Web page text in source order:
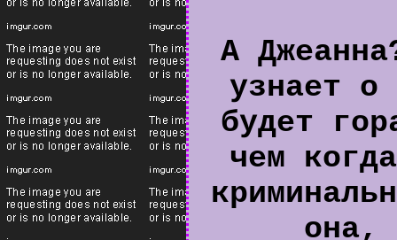
А
узнает о
будет
чем
она,